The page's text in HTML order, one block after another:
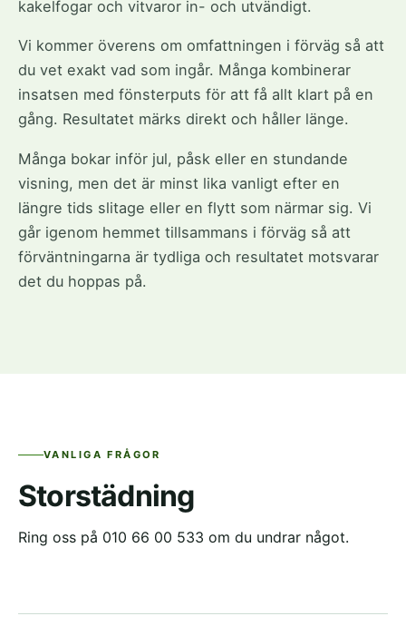
kakelfogar och vitvaror in- och utvändigt.
Vi kommer överens om omfattningen i förväg så att
du vet exakt vad som ingår. Många kombinerar
insatsen med fönsterputs för att få allt klart på en
gång. Resultatet märks direkt och håller länge.
Många bokar inför jul, påsk eller en stundande
visning, men det är minst lika vanligt efter en
längre tids slitage eller en flytt som närmar sig. Vi
går igenom hemmet tillsammans i förväg så att
förväntningarna är tydliga och resultatet motsvarar
det du hoppas på.
VANLIGA FRÅGOR
Storstädning
Ring oss på 010 66 00 533 om du undrar något.